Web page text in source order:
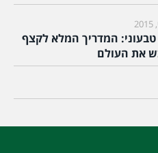
טבעוני: המדריך המלא לקצף
את העולם